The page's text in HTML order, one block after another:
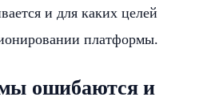
и для каких целей
платформы.
ошибаются и